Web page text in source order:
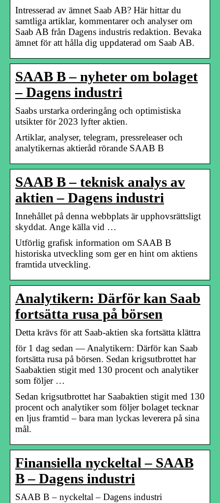
Intresserad av ämnet Saab AB? Här hittar du
samtliga artiklar, kommentarer och analyser om
Saab AB från Dagens industris redaktion. Bevaka
ämnet för att hålla dig uppdaterad om Saab AB.
SAAB B – nyheter om bolaget
– Dagens industri
Saabs urstarka orderingång och optimistiska
utsikter för 2023 lyfter aktien.
Artiklar, analyser, telegram, pressreleaser och
analytikernas aktieråd rörande SAAB B
SAAB B – teknisk analys av
aktien – Dagens industri
Innehållet på denna webbplats är upphovsrättsligt
skyddat. Ange källa vid …
Utförlig grafisk information om SAAB B
historiska utveckling som ger en hint om aktiens
framtida utveckling.
Analytikern: Därför kan Saab
fortsätta rusa på börsen
Detta krävs för att Saab-aktien ska fortsätta klättra
för 1 dag sedan — Analytikern: Därför kan Saab
fortsätta rusa på börsen. Sedan krigsutbrottet har
Saabaktien stigit med 130 procent och analytiker
som följer …
Sedan krigsutbrottet har Saabaktien stigit med 130
procent och analytiker som följer bolaget tecknar
en ljus framtid – bara man lyckas leverera på sina
mål.
Finansiella nyckeltal – SAAB
B – Dagens industri
SAAB B – nyckeltal – Dagens industri